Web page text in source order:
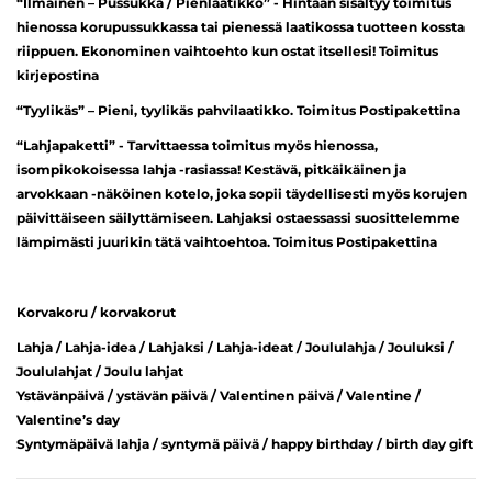
hienossa korupussukkassa tai pienessä laatikossa tuotteen kossta
riippuen. Ekonominen vaihtoehto kun ostat itsellesi! Toimitus
kirjepostina
“Tyylikäs” – Pieni, tyylikäs pahvilaatikko. Toimitus Postipakettina
“Lahjapaketti” - Tarvittaessa toimitus myös hienossa,
isompikokoisessa lahja -rasiassa! Kestävä, pitkäikäinen ja
arvokkaan -näköinen kotelo, joka sopii täydellisesti myös korujen
päivittäiseen säilyttämiseen. Lahjaksi ostaessassi suosittelemme
lämpimästi juurikin tätä vaihtoehtoa. Toimitus Postipakettina
Korvakoru / korvakorut
Lahja / Lahja-idea / Lahjaksi / Lahja-ideat / Joululahja / Jouluksi /
Joululahjat / Joulu lahjat
Ystävänpäivä / ystävän päivä / Valentinen päivä / Valentine /
Valentine’s day
Syntymäpäivä lahja / syntymä päivä / happy birthday / birth day gift